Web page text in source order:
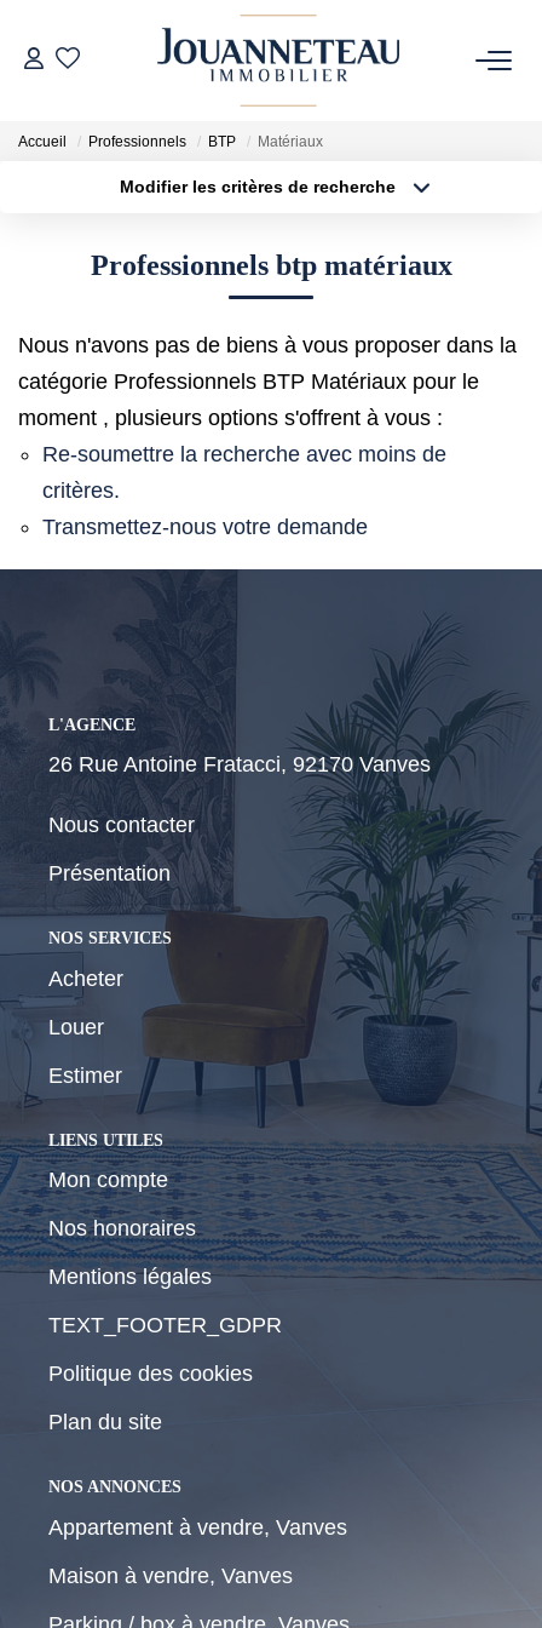
OFF-MARKET
ESTIMER
Estimation Sur Rendez-Vous
NOTRE HISTOIRE
NOTRE CHARTE
Accueil Professionnels BTP Matériaux
Modifier les critères de recherche
Type de bien
Surface min
Budget max Plus de critères
Créer une alerte
Professionnels btp matériaux
Nous n'avons pas de biens à vous proposer dans la
catégorie Professionnels BTP Matériaux pour le
moment , plusieurs options s'offrent à vous :
Re-soumettre la recherche avec moins de
critères.
Transmettez-nous votre demande
L'AGENCE
26 Rue Antoine Fratacci, 92170 Vanves
Nous contacter
Présentation
NOS SERVICES
Acheter
Louer
Estimer
LIENS UTILES
Mon compte
Nos honoraires
Mentions légales
TEXT_FOOTER_GDPR
Politique des cookies
Plan du site
NOS ANNONCES
Appartement à vendre, Vanves
Maison à vendre, Vanves